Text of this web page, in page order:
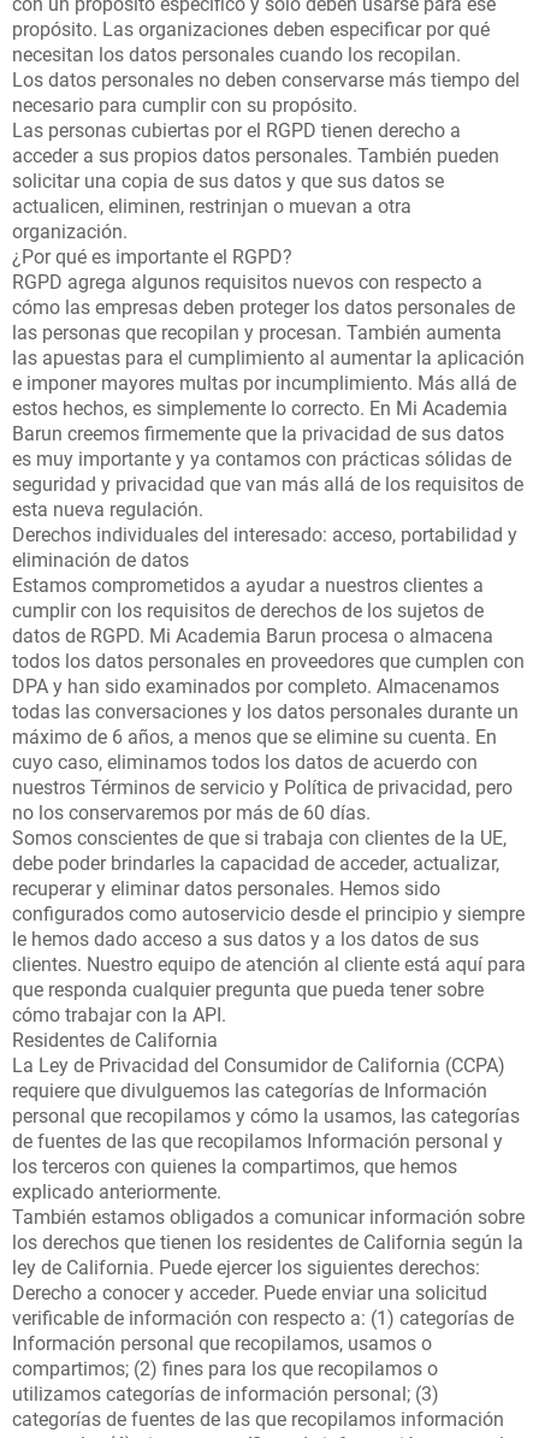
propósito. Las organizaciones deben especificar por qué
necesitan los datos personales cuando los recopilan.
Los datos personales no deben conservarse más tiempo del
necesario para cumplir con su propósito.
Las personas cubiertas por el RGPD tienen derecho a
acceder a sus propios datos personales. También pueden
solicitar una copia de sus datos y que sus datos se
actualicen, eliminen, restrinjan o muevan a otra
organización.
¿Por qué es importante el RGPD?
RGPD agrega algunos requisitos nuevos con respecto a
cómo las empresas deben proteger los datos personales de
las personas que recopilan y procesan. También aumenta
las apuestas para el cumplimiento al aumentar la aplicación
e imponer mayores multas por incumplimiento. Más allá de
estos hechos, es simplemente lo correcto. En Mi Academia
Barun creemos firmemente que la privacidad de sus datos
es muy importante y ya contamos con prácticas sólidas de
seguridad y privacidad que van más allá de los requisitos de
esta nueva regulación.
Derechos individuales del interesado: acceso, portabilidad y
eliminación de datos
Estamos comprometidos a ayudar a nuestros clientes a
cumplir con los requisitos de derechos de los sujetos de
datos de RGPD. Mi Academia Barun procesa o almacena
todos los datos personales en proveedores que cumplen con
DPA y han sido examinados por completo. Almacenamos
todas las conversaciones y los datos personales durante un
máximo de 6 años, a menos que se elimine su cuenta. En
cuyo caso, eliminamos todos los datos de acuerdo con
nuestros Términos de servicio y Política de privacidad, pero
no los conservaremos por más de 60 días.
Somos conscientes de que si trabaja con clientes de la UE,
debe poder brindarles la capacidad de acceder, actualizar,
recuperar y eliminar datos personales. Hemos sido
configurados como autoservicio desde el principio y siempre
le hemos dado acceso a sus datos y a los datos de sus
clientes. Nuestro equipo de atención al cliente está aquí para
que responda cualquier pregunta que pueda tener sobre
cómo trabajar con la API.
Residentes de California
La Ley de Privacidad del Consumidor de California (CCPA)
requiere que divulguemos las categorías de Información
personal que recopilamos y cómo la usamos, las categorías
de fuentes de las que recopilamos Información personal y
los terceros con quienes la compartimos, que hemos
explicado anteriormente.
También estamos obligados a comunicar información sobre
los derechos que tienen los residentes de California según la
ley de California. Puede ejercer los siguientes derechos:
Derecho a conocer y acceder. Puede enviar una solicitud
verificable de información con respecto a: (1) categorías de
Información personal que recopilamos, usamos o
compartimos; (2) fines para los que recopilamos o
utilizamos categorías de información personal; (3)
categorías de fuentes de las que recopilamos información